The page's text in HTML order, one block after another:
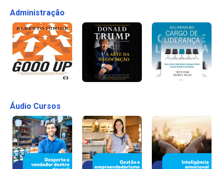
Administração
Áudio Cursos